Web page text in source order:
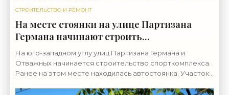
СТРОИТЕЛЬСТВО И РЕМОНТ
На месте стоянки на улице Партизана
Германа начинают строить
спорткомплекс - «Свежие новости
строительства»
На юго-западном углу улиц Партизана Германа и
Отважных начинается строительство спорткомплекса.
Ранее на этом месте находилась автостоянка. Участок